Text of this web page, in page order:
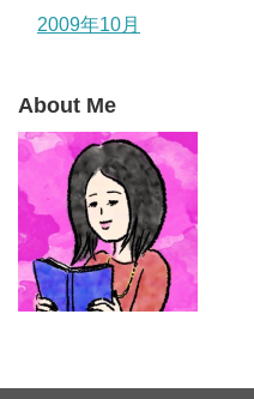
2009年10月
About Me